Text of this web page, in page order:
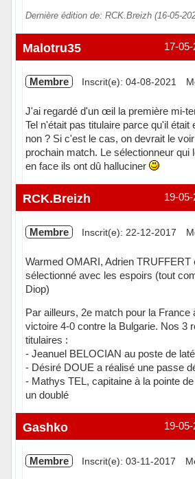
Dernière édition de: RCK.Breizh (16-05-
Hors ligne 17-
Malotru35
Membre Inscrit(e): 04-08-2021
J'ai regardé d'un œil la première mi-
Tel n'était pas titulaire parce qu'il était
non ? Si c'est le cas, on devrait le
prochain match. Le sélectionneur qui
en face ils ont dû halluciner
Hors ligne 19-
RCK.Breizh
Membre Inscrit(e): 22-12-2017
Warmed OMARI, Adrien TRUFFERT
sélectionné avec les espoirs (tout
Diop)
Par ailleurs, 2e match pour la France
victoire 4-0 contre la Bulgarie. Nos 3
titulaires :
- Jeanuel BELOCIAN au poste de
- Désiré DOUE a réalisé une passe
- Mathys TEL, capitaine à la pointe
un doublé
Hors ligne 19-
Gashko
Membre Inscrit(e): 03-11-2017